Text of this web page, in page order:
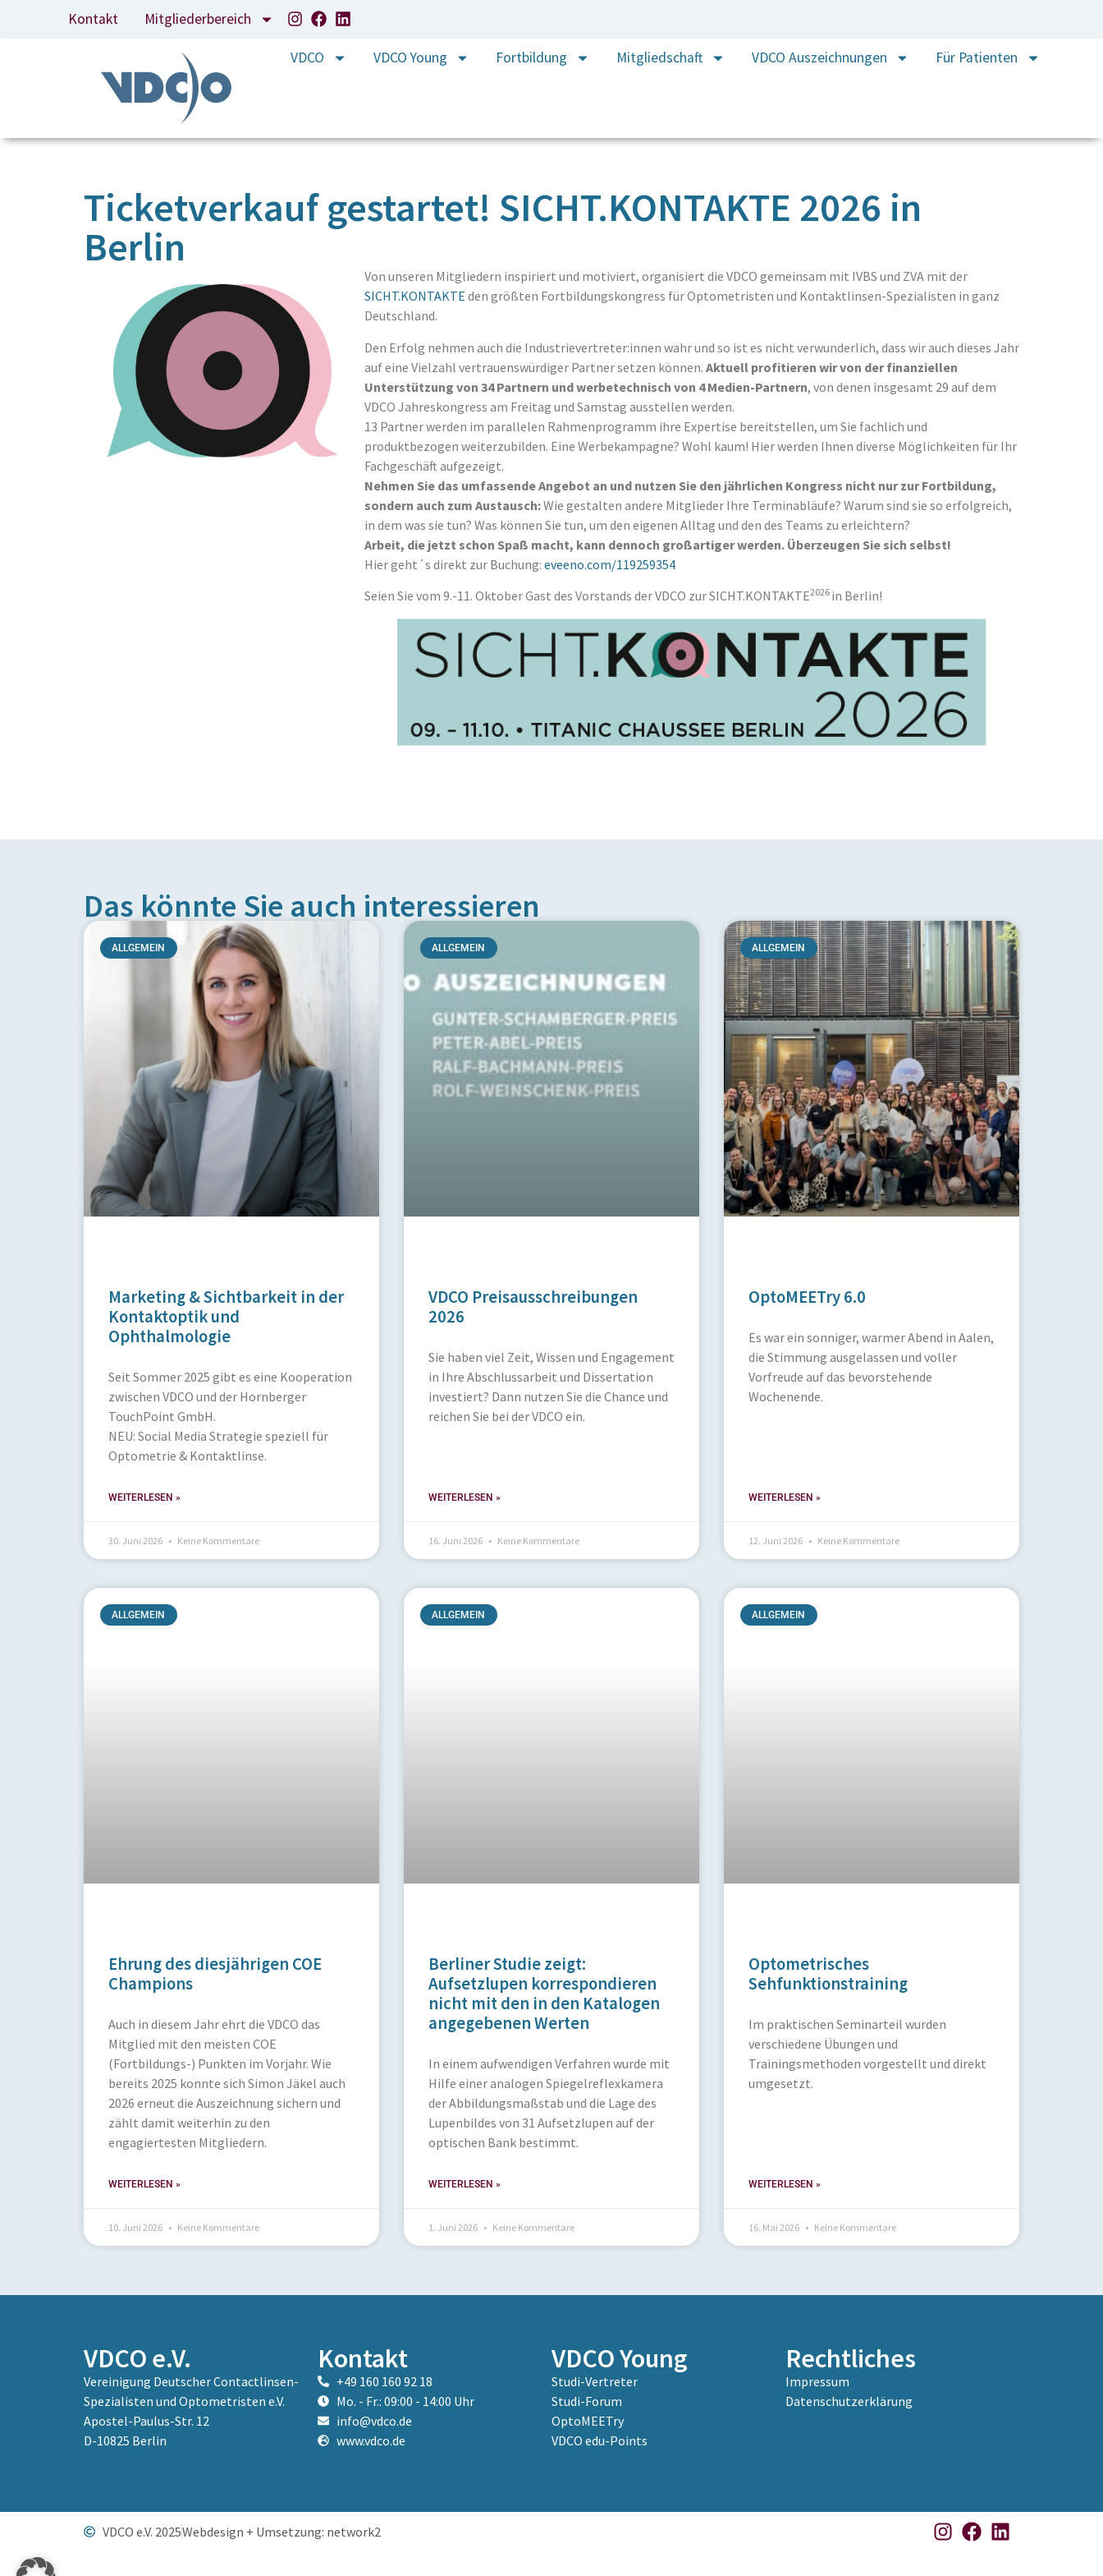
Kontakt Mitgliederbereich
VDCO VDCO Young Fortbildung Mitgliedschaft VDCO Auszeichnungen Für Patienten
Ticketverkauf gestartet! SICHT.KONTAKTE 2026 in
Berlin
Von unseren Mitgliedern inspiriert und motiviert, organisiert die VDCO gemeinsam mit IVBS und ZVA mit der
SICHT.KONTAKTE den größten Fortbildungskongress für Optometristen und Kontaktlinsen-Spezialisten in ganz
Deutschland.
Den Erfolg nehmen auch die Industrievertreter:innen wahr und so ist es nicht verwunderlich, dass wir auch dieses Jahr
auf eine Vielzahl vertrauenswürdiger Partner setzen können. Aktuell profitieren wir von der finanziellen
Unterstützung von 34 Partnern und werbetechnisch von 4 Medien-Partnern, von denen insgesamt 29 auf dem
VDCO Jahreskongress am Freitag und Samstag ausstellen werden.
13 Partner werden im parallelen Rahmenprogramm ihre Expertise bereitstellen, um Sie fachlich und
produktbezogen weiterzubilden. Eine Werbekampagne? Wohl kaum! Hier werden Ihnen diverse Möglichkeiten für Ihr
Fachgeschäft aufgezeigt.
Nehmen Sie das umfassende Angebot an und nutzen Sie den jährlichen Kongress nicht nur zur Fortbildung,
sondern auch zum Austausch:Wie gestalten andere Mitglieder Ihre Terminabläufe? Warum sind sie so erfolgreich,
in dem was sie tun? Was können Sie tun, um den eigenen Alltag und den des Teams zu erleichtern?
Arbeit, die jetzt schon Spaß macht, kann dennoch großartiger werden. Überzeugen Sie sich selbst!
Hier geht´s direkt zur Buchung: eveeno.com/119259354
Seien Sie vom 9.-11. Oktober Gast des Vorstands der VDCO zur SICHT.KONTAKTE2026 in Berlin!
Das könnte Sie auch interessieren
ALLGEMEIN
Marketing & Sichtbarkeit in der
Kontaktoptik und
Ophthalmologie
Seit Sommer 2025 gibt es eine Kooperation
zwischen VDCO und der Hornberger
TouchPoint GmbH.
NEU: Social Media Strategie speziell für
Optometrie & Kontaktlinse.
WEITERLESEN »
30. Juni 2026 Keine Kommentare
ALLGEMEIN
VDCO Preisausschreibungen
2026
Sie haben viel Zeit, Wissen und Engagement
in Ihre Abschlussarbeit und Dissertation
investiert? Dann nutzen Sie die Chance und
reichen Sie bei der VDCO ein.
WEITERLESEN »
16. Juni 2026 Keine Kommentare
ALLGEMEIN
OptoMEETry 6.0
Es war ein sonniger, warmer Abend in Aalen,
die Stimmung ausgelassen und voller
Vorfreude auf das bevorstehende
Wochenende.
WEITERLESEN »
12. Juni 2026 Keine Kommentare
ALLGEMEIN
Ehrung des diesjährigen COE
Champions
Auch in diesem Jahr ehrt die VDCO das
Mitglied mit den meisten COE
(Fortbildungs-) Punkten im Vorjahr. Wie
bereits 2025 konnte sich Simon Jäkel auch
2026 erneut die Auszeichnung sichern und
zählt damit weiterhin zu den
engagiertesten Mitgliedern.
WEITERLESEN »
10. Juni 2026 Keine Kommentare
ALLGEMEIN
Berliner Studie zeigt:
Aufsetzlupen korrespondieren
nicht mit den in den Katalogen
angegebenen Werten
In einem aufwendigen Verfahren wurde mit
Hilfe einer analogen Spiegelreflexkamera
der Abbildungsmaßstab und die Lage des
Lupenbildes von 31 Aufsetzlupen auf der
optischen Bank bestimmt.
WEITERLESEN »
1. Juni 2026 Keine Kommentare
ALLGEMEIN
Optometrisches
Sehfunktionstraining
Im praktischen Seminarteil wurden
verschiedene Übungen und
Trainingsmethoden vorgestellt und direkt
umgesetzt.
WEITERLESEN »
16. Mai 2026 Keine Kommentare
VDCO e.V.
Vereinigung Deutscher Contactlinsen-
Spezialisten und Optometristen e.V.
Apostel-Paulus-Str. 12
D-10825 Berlin
Kontakt
+49 160 160 92 18
Mo. - Fr.: 09:00 - 14:00 Uhr
info@vdco.de
www.vdco.de
VDCO Young
Studi-Vertreter
Studi-Forum
OptoMEETry
VDCO edu-Points
Rechtliches
Impressum
Datenschutzerklärung
VDCO e.V. 2025Webdesign + Umsetzung: network2
Weitere Informationen über den gesperrten Inhalt.